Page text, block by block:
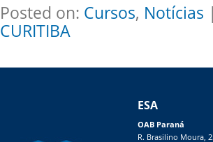
Posted on: Cursos, Notícias
CURITIBA
ESA
OAB Paraná
R. Brasilino Moura,